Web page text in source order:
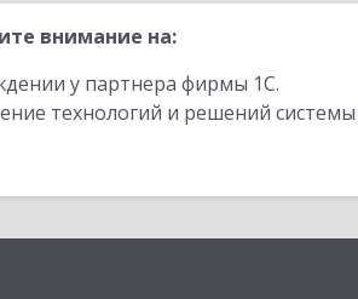
внимание на:
у партнера фирмы 1С.
технологий и решений